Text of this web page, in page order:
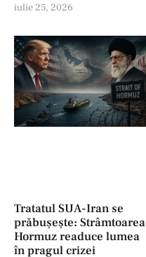
iulie 25, 2026
Tratatul SUA-Iran se
prăbușește: Strâmtoarea
Hormuz readuce lumea
în pragul crizei